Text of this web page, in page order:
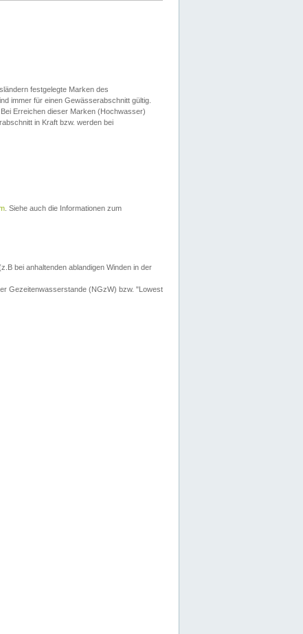
festgelegte Marken des
immer für einen Gewässerabschnitt gültig.
Erreichen dieser Marken (Hochwasser)
in Kraft bzw. werden bei
. Siehe auch die Informationen zum
bei anhaltenden ablandigen Winden in der
Gezeitenwasserstande (NGzW) bzw. "Lowest